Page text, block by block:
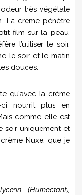
très végétale
La crème pénètre
film sur la peau.
l’utiliser le soir,
le soir et le matin
douces.
qu’avec la crème
ci nourrit plus en
comme elle est
soir uniquement et
Nuxe, que je
(Humectant),